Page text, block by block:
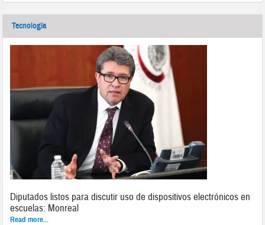
Tecnología
Diputados listos para discutir uso de dispositivos electrónicos en
escuelas: Monreal
Read more...